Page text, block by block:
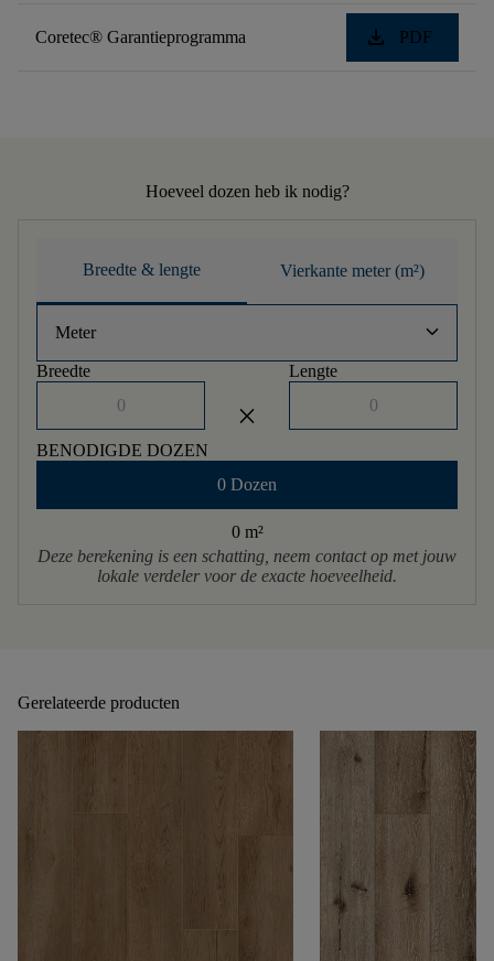
Coretec® Garantieprogramma download PDF
Hoeveel dozen heb ik nodig?
Breedte & lengte Vierkante meter (m²)
Meter keyboard_arrow_down
Breedte
close
Lengte
BENODIGDE DOZEN
0 Dozen
0 m²
Deze berekening is een schatting, neem contact op met jouw
lokale verdeler voor de exacte hoeveelheid.
Gerelateerde producten